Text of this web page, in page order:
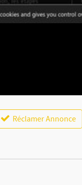
Réclamer Annonce